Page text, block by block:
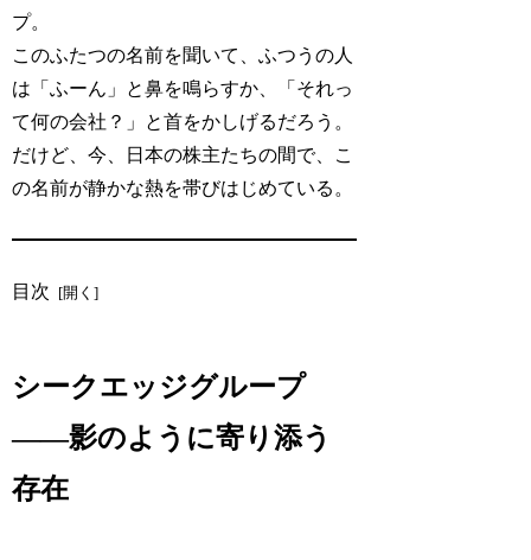
プ。
このふたつの名前を聞いて、ふつうの人
は「ふーん」と鼻を鳴らすか、「それっ
て何の会社？」と首をかしげるだろう。
だけど、今、日本の株主たちの間で、こ
の名前が静かな熱を帯びはじめている。
目次
シークエッジグループ
——影のように寄り添う
存在